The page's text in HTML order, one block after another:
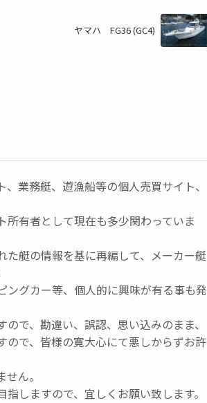
ヤマハ FG36 (GC4)
業務艇、遊漁船等の個人売買サイト、
有者として現在も多少関わっていま
艇の情報を基に再編して、メーカー艇
ングカー等、個人的に興味が有る事も発
で、勘違い、誤認、思い込みのまま、
ので、皆様の寛大心にて悪しからずお許
ん。
しますので、宜しくお願い致します。